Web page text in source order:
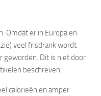
Omdat er in Europa en
veel frisdrank wordt
geworden. Dit is niet door
beschreven.
calorieën en amper